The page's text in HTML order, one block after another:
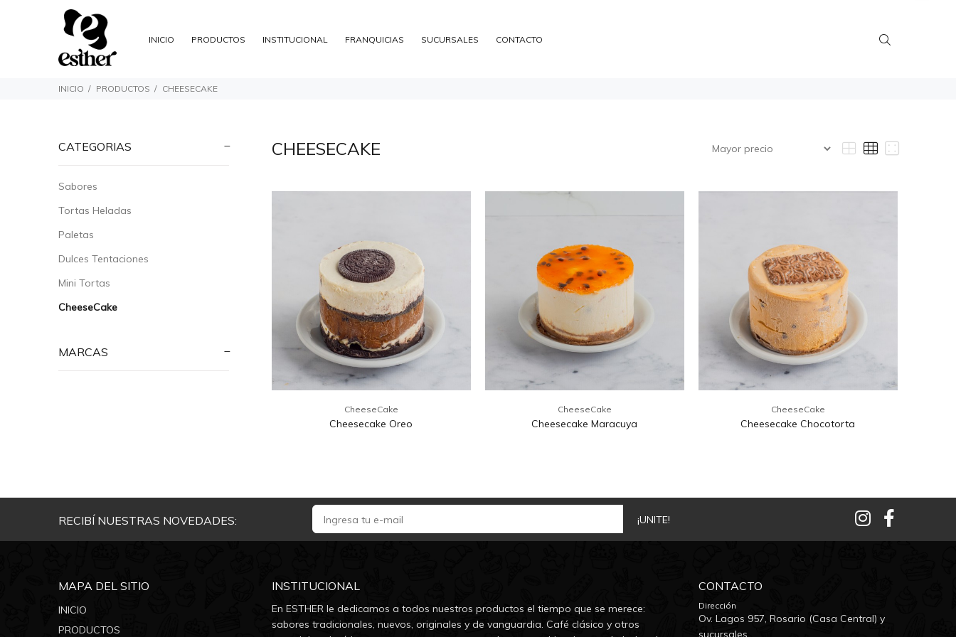
INICIO PRODUCTOS INSTITUCIONAL FRANQUICIAS SUCURSALES CONTACTO
INICIO PRODUCTOS CHEESECAKE
CATEGORIAS
Sabores
Tortas Heladas
Paletas
Dulces Tentaciones
Mini Tortas
CheeseCake
MARCAS
CHEESECAKE
CheeseCake
Cheesecake Oreo
CheeseCake
Cheesecake Maracuya
CheeseCake
Cheesecake Chocotorta
RECIBÍ NUESTRAS NOVEDADES: ¡UNITE!
MAPA DEL SITIO
INICIO
PRODUCTOS
INSTITUCIONAL
En ESTHER le dedicamos a todos nuestros productos el tiempo que se merece:
sabores tradicionales, nuevos, originales y de vanguardia. Café clásico y otros
CONTACTO
Dirección
Ov. Lagos 957, Rosario (Casa Central) y
sucursales.